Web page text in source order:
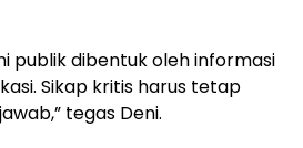
publik dibentuk oleh informasi
Sikap kritis harus tetap
tegas Deni.